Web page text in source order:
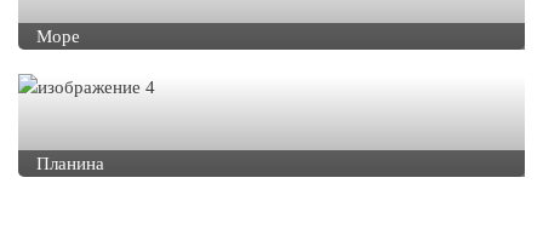
Море
Планина